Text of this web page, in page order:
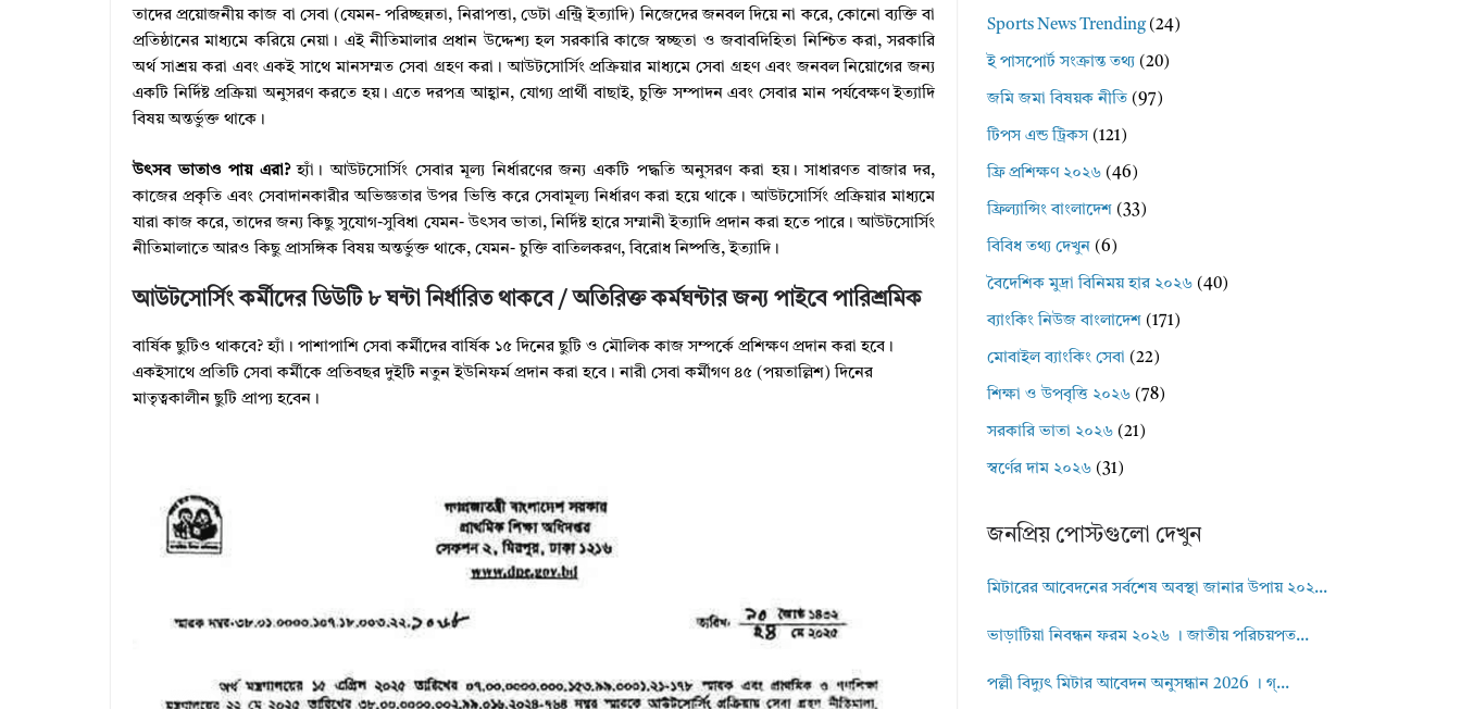
তাদের প্রয়োজনীয় কাজ বা সেবা (যেমন- পরিচ্ছন্নতা, নিরাপত্তা, ডেটা এন্ট্রি ইত্যাদি) নিজেদের জনবল দিয়ে না করে, কোনো ব্যক্তি বা
প্রতিষ্ঠানের মাধ্যমে করিয়ে নেয়া। এই নীতিমালার প্রধান উদ্দেশ্য হল সরকারি কাজে স্বচ্ছতা ও জবাবদিহিতা নিশ্চিত করা, সরকারি
অর্থ সাশ্রয় করা এবং একই সাথে মানসম্মত সেবা গ্রহণ করা। আউটসোর্সিং প্রক্রিয়ার মাধ্যমে সেবা গ্রহণ এবং জনবল নিয়োগের জন্য
একটি নির্দিষ্ট প্রক্রিয়া অনুসরণ করতে হয়। এতে দরপত্র আহ্বান, যোগ্য প্রার্থী বাছাই, চুক্তি সম্পাদন এবং সেবার মান পর্যবেক্ষণ ইত্যাদি
বিষয় অন্তর্ভুক্ত থাকে।
উৎসব ভাতাও পায় এরা?হ্যাঁ। আউটসোর্সিং সেবার মূল্য নির্ধারণের জন্য একটি পদ্ধতি অনুসরণ করা হয়। সাধারণত বাজার দর,
কাজের প্রকৃতি এবং সেবাদানকারীর অভিজ্ঞতার উপর ভিত্তি করে সেবামূল্য নির্ধারণ করা হয়ে থাকে। আউটসোর্সিং প্রক্রিয়ার মাধ্যমে
যারা কাজ করে, তাদের জন্য কিছু সুযোগ-সুবিধা যেমন- উৎসব ভাতা, নির্দিষ্ট হারে সম্মানী ইত্যাদি প্রদান করা হতে পারে। আউটসোর্সিং
নীতিমালাতে আরও কিছু প্রাসঙ্গিক বিষয় অন্তর্ভুক্ত থাকে, যেমন- চুক্তি বাতিলকরণ, বিরোধ নিষ্পত্তি, ইত্যাদি।
আউটসোর্সিং কর্মীদের ডিউটি ৮ ঘন্টা নির্ধারিত থাকবে / অতিরিক্ত কর্মঘন্টার জন্য পাইবে পারিশ্রমিক
বার্ষিক ছুটিও থাকবে? হ্যাঁ। পাশাপাশি সেবা কর্মীদের বার্ষিক ১৫ দিনের ছুটি ও মৌলিক কাজ সম্পর্কে প্রশিক্ষণ প্রদান করা হবে।
একইসাথে প্রতিটি সেবা কর্মীকে প্রতিবছর দুইটি নতুন ইউনিফর্ম প্রদান করা হবে। নারী সেবা কর্মীগণ ৪৫ (পয়তাল্লিশ) দিনের
মাতৃত্বকালীন ছুটি প্রাপ্য হবেন।
Sports News Trending(24)
ই পাসপোর্ট সংক্রান্ত তথ্য (20)
জমি জমা বিষয়ক নীতি (97)
টিপস এন্ড ট্রিকস (121)
ফ্রি প্রশিক্ষণ ২০২৬ (46)
ফ্রিল্যান্সিং বাংলাদেশ (33)
বিবিধ তথ্য দেখুন (6)
বৈদেশিক মুদ্রা বিনিময় হার ২০২৬ (40)
ব্যাংকিং নিউজ বাংলাদেশ (171)
মোবাইল ব্যাংকিং সেবা (22)
শিক্ষা ও উপবৃত্তি ২০২৬ (78)
সরকারি ভাতা ২০২৬ (21)
স্বর্ণের দাম ২০২৬ (31)
জনপ্রিয় পোস্টগুলো দেখুন
মিটারের আবেদনের সর্বশেষ অবস্থা জানার উপায় ২০২...
ভাড়াটিয়া নিবন্ধন ফরম ২০২৬ । জাতীয় পরিচয়পত...
পল্লী বিদ্যুৎ মিটার আবেদন অনুসন্ধান 2026 । গ্...